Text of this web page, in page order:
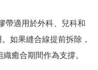
帶適用於外科、兒科和
如果縫合線提前拆除，
癒合期間作為支撐。